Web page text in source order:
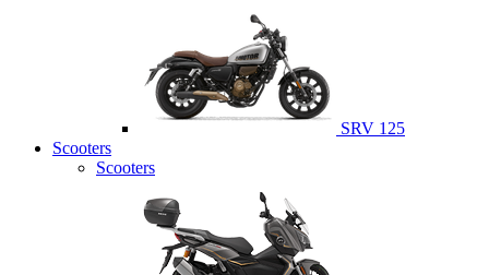
SRV 125
Scooters
Scooters